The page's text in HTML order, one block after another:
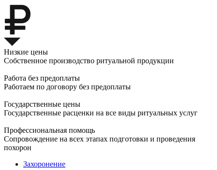
Низкие цены
Собственное производство ритуальной продукции
Работа без предоплаты
Работаем по договору без предоплаты
Государственные цены
Государственные расценки на все виды ритуальных услуг
Профессиональная помощь
Сопровождение на всех этапах подготовки и проведения
похорон
Захоронение